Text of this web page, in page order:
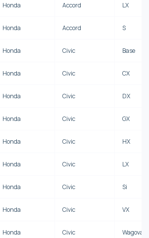
Honda Accord LX
Honda Accord S
Honda Civic Base
Honda Civic CX
Honda Civic DX
Honda Civic GX
Honda Civic HX
Honda Civic LX
Honda Civic Si
Honda Civic VX
Honda Civic Wagovan